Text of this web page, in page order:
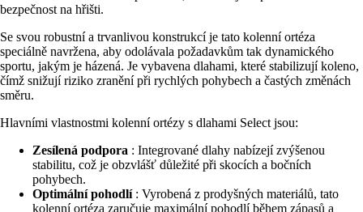
bezpečnost na hřišti.
Se svou robustní a trvanlivou konstrukcí je tato kolenní ortéza
speciálně navržena, aby odolávala požadavkům tak dynamického
sportu, jakým je házená. Je vybavena dlahami, které stabilizují koleno,
čímž snižují riziko zranění při rychlých pohybech a častých změnách
směru.
Hlavními vlastnostmi kolenní ortézy s dlahami Select jsou:
Zesílená podpora : Integrované dlahy nabízejí zvýšenou
stabilitu, což je obzvlášť důležité při skocích a bočních
pohybech.
Optimální pohodlí: Vyrobená z prodyšných materiálů, tato
kolenní ortéza zaručuje maximální pohodlí během zápasů a